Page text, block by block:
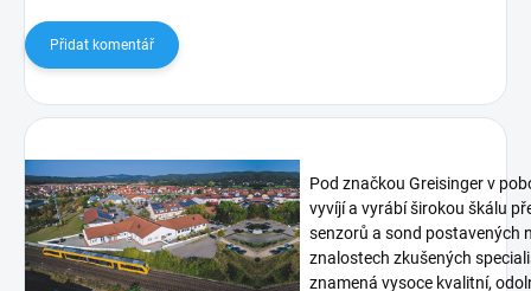
Přidat komentář
Pod značkou Greisinger v
vyvíjí a vyrábí širokou škálu
senzorů a sond postavených
znalostech zkušených
znamená vysoce kvalitní,